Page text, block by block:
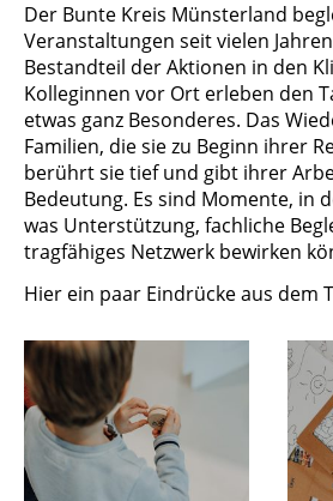
Der Bunte Kreis Münsterland
Veranstaltungen seit vielen
Bestandteil der Aktionen in den
Kolleginnen vor Ort erleben den
etwas ganz Besonderes. Das
Familien, die sie zu Beginn ihrer
berührt sie tief und gibt ihrer
Bedeutung. Es sind Momente, in
was Unterstützung, fachliche
tragfähiges Netzwerk bewirken
Hier ein paar Eindrücke aus dem